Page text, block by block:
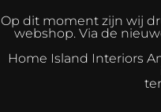
Op dit moment zijn wij
webshop. Via de
Home Island Interiors